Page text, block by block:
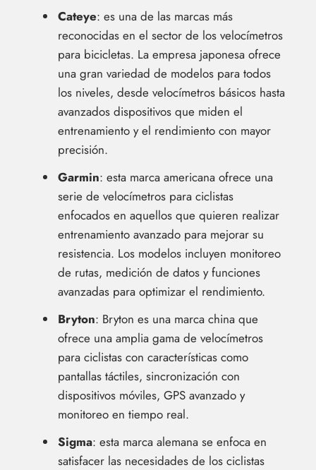
Cateye: es una de las marcas más
reconocidas en el sector de los velocímetros
para bicicletas. La empresa japonesa ofrece
una gran variedad de modelos para todos
los niveles, desde velocímetros básicos hasta
avanzados dispositivos que miden el
entrenamiento y el rendimiento con mayor
precisión.
Garmin: esta marca americana ofrece una
serie de velocímetros para ciclistas
enfocados en aquellos que quieren realizar
entrenamiento avanzado para mejorar su
resistencia. Los modelos incluyen monitoreo
de rutas, medición de datos y funciones
avanzadas para optimizar el rendimiento.
Bryton: Bryton es una marca china que
ofrece una amplia gama de velocímetros
para ciclistas con características como
pantallas táctiles, sincronización con
dispositivos móviles, GPS avanzado y
monitoreo en tiempo real.
Sigma: esta marca alemana se enfoca en
satisfacer las necesidades de los ciclistas